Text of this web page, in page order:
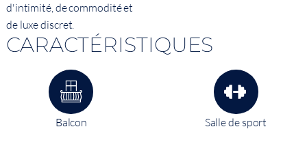
d'intimité, de commodité et
de luxe discret.
CARACTÉRISTIQUES
Balcon Salle de sport